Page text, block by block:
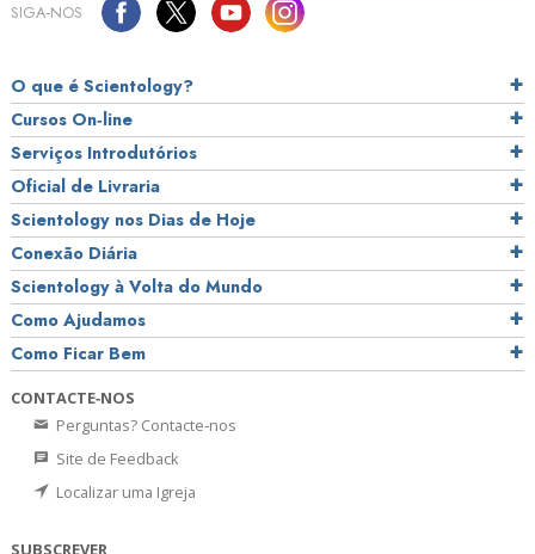
SIGA‑NOS
O que é Scientology?
Cursos On‑line
Serviços Introdutórios
Oficial de Livraria
Scientology nos Dias de Hoje
Conexão Diária
Scientology à Volta do Mundo
Como Ajudamos
Como Ficar Bem
CONTACTE‑NOS
Perguntas? Contacte‑nos
Site de Feedback
Localizar uma Igreja
SUBSCREVER